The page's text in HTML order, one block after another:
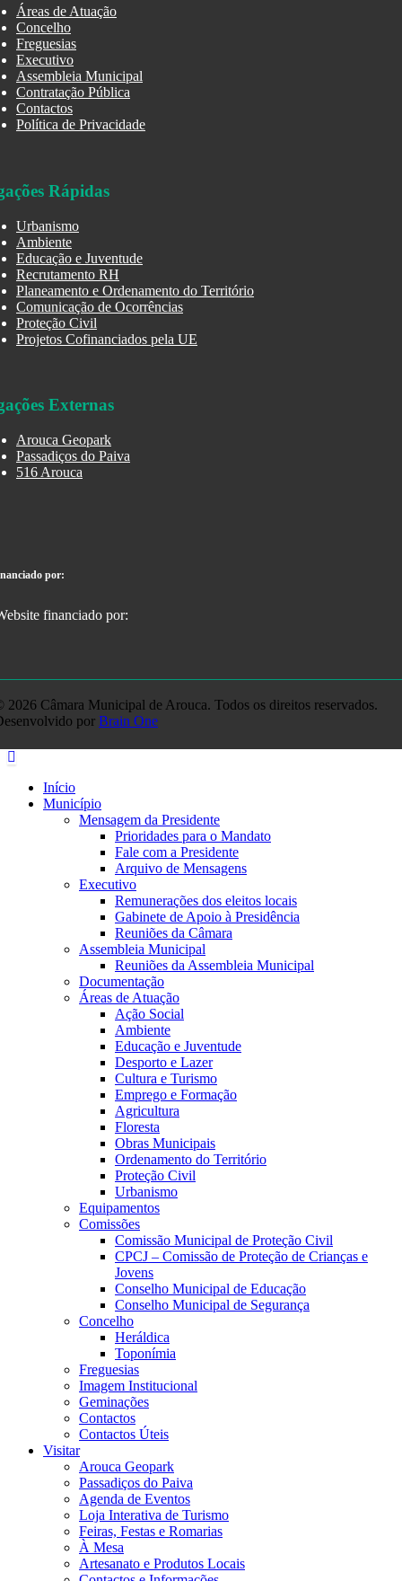
Áreas de Atuação
Concelho
Freguesias
Executivo
Assembleia Municipal
Contratação Pública
Contactos
Política de Privacidade
Rápidas
Urbanismo
Ambiente
Educação e Juventude
Recrutamento RH
Planeamento e Ordenamento do Território
Comunicação de Ocorrências
Proteção Civil
Projetos Cofinanciados pela UE
Externas
Arouca Geopark
Passadiços do Paiva
516 Arouca
por:
2026 Câmara Municipal de Arouca. Todos os direitos reservados.
por Brain One
Início
Município
Mensagem da Presidente
Prioridades para o Mandato
Fale com a Presidente
Arquivo de Mensagens
Executivo
Remunerações dos eleitos locais
Gabinete de Apoio à Presidência
Reuniões da Câmara
Assembleia Municipal
Reuniões da Assembleia Municipal
Documentação
Áreas de Atuação
Ação Social
Ambiente
Educação e Juventude
Desporto e Lazer
Cultura e Turismo
Emprego e Formação
Agricultura
Floresta
Obras Municipais
Ordenamento do Território
Proteção Civil
Urbanismo
Equipamentos
Comissões
Comissão Municipal de Proteção Civil
CPCJ – Comissão de Proteção de Crianças e
Jovens
Conselho Municipal de Educação
Conselho Municipal de Segurança
Concelho
Heráldica
Toponímia
Freguesias
Imagem Institucional
Geminações
Contactos
Contactos Úteis
Visitar
Arouca Geopark
Passadiços do Paiva
Agenda de Eventos
Loja Interativa de Turismo
Feiras, Festas e Romarias
À Mesa
Artesanato e Produtos Locais